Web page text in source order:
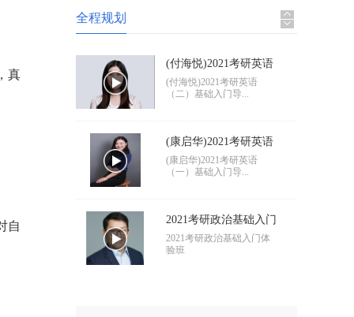
真
自
全程规划
(付海悦)2021考研英语
（二）基础入门导学
(付海悦)2021考研英语
（二）基础入门导...
(康启华)2021考研英语
（一）基础入门导学
(康启华)2021考研英语
（一）基础入门导...
2021考研政治基础入门
导学
2021考研政治基础入门体
验班